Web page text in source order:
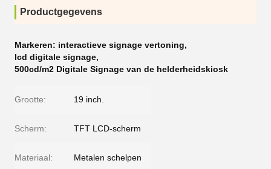
Productgegevens
Markeren: interactieve signage vertoning,
lcd digitale signage,
500cd/m2 Digitale Signage van de helderheidskiosk
Grootte: 19 inch.
Scherm: TFT LCD-scherm
Materiaal: Metalen schelpen